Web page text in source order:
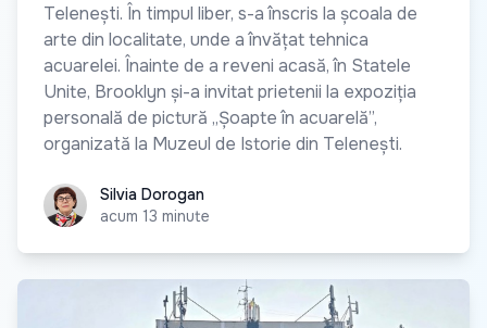
Telenești. În timpul liber, s-a înscris la școala de
arte din localitate, unde a învățat tehnica
acuarelei. Înainte de a reveni acasă, în Statele
Unite, Brooklyn și-a invitat prietenii la expoziția
personală de pictură „Șoapte în acuarelă”,
organizată la Muzeul de Istorie din Telenești.
Silvia Dorogan
Silvia Dorogan
acum 13 minute